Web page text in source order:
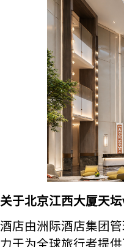
关于北京江西大厦天
酒店由洲际酒店集团
力于为全球旅行者提